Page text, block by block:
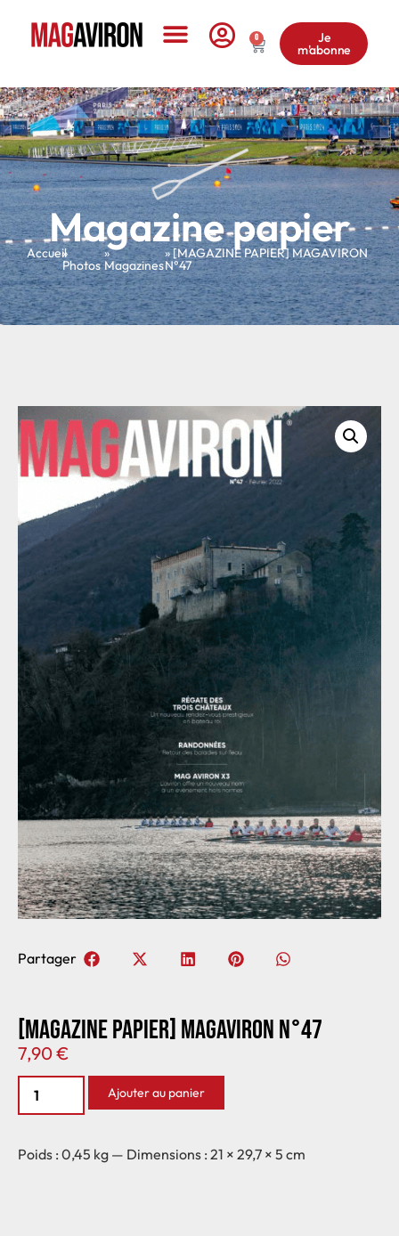
0 Je
m'abonne
Magazine papier
Accueil»
Photos
»
Magazines
» [MAGAZINE PAPIER] MAGAVIRON
N°47
[MAGAZINE PAPIER] MAGAVIRON N°47
7,90€
Ajouter au panier
Poids : 0,45 kg — Dimensions : 21 × 29,7 × 5 cm
Partager